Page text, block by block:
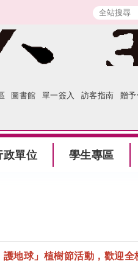
圖書館 單一簽入 訪客指南 贈
政單位 學生專區
護地球」植樹節活動，歡迎全